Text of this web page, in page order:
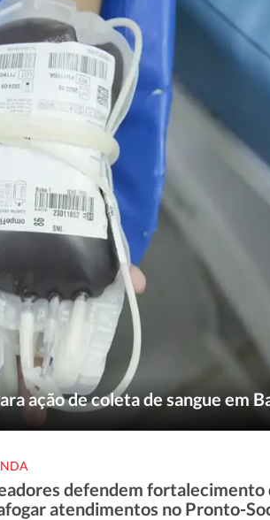
ação de coleta de sangue em
defendem fortalecimento
atendimentos no Pronto-